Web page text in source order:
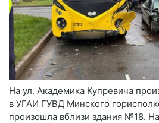
На ул. Академика Купревича
в УГАИ ГУВД Минского
произошла вблизи здания №18.